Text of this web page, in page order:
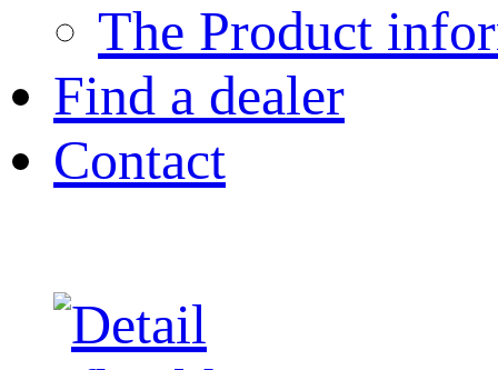
The Product
Find a dealer
Contact